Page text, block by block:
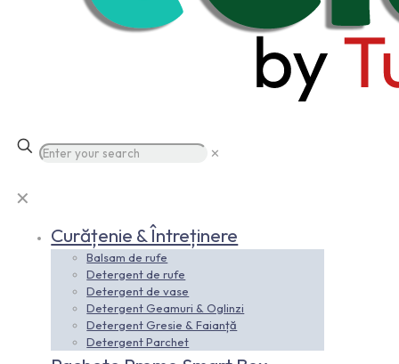
✕
✕
Curățenie & Întreținere
Balsam de rufe
Detergent de rufe
Detergent de vase
Detergent Geamuri & Oglinzi
Detergent Gresie & Faianță
Detergent Parchet